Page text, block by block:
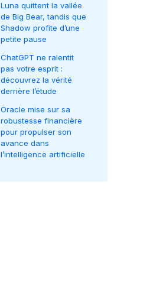
Luna quittent la vallée
de Big Bear, tandis que
Shadow profite d’une
petite pause
ChatGPT ne ralentit
pas votre esprit :
découvrez la vérité
derrière l’étude
Oracle mise sur sa
robustesse financière
pour propulser son
avance dans
l’intelligence artificielle